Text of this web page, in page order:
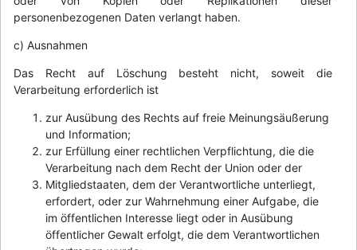
personenbezogenen Daten verlangt haben.
c) Ausnahmen
Das Recht auf Löschung besteht nicht, soweit die
Verarbeitung erforderlich ist
zur Ausübung des Rechts auf freie Meinungsäußerung
und Information;
zur Erfüllung einer rechtlichen Verpflichtung, die die
Verarbeitung nach dem Recht der Union oder der
Mitgliedstaaten, dem der Verantwortliche unterliegt,
erfordert, oder zur Wahrnehmung einer Aufgabe, die
im öffentlichen Interesse liegt oder in Ausübung
öffentlicher Gewalt erfolgt, die dem Verantwortlichen